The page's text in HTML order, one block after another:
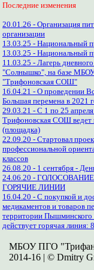
Последние изменения
20.01.26 - Организация
организации
13.03.25 - Национальный
13.03.25 - Национальный
11.03.25 - Лагерь
"Солнышко", на базе
"Трифоновская СОШ"
16.04.21 - О проведении
Большая перемена в 2021
29.03.21 - С 1 по 25
Трифоновская СОШ ведет
(площадка)
22.09.20 - Стартовал
профессиональной
классов
26.08.20 - 1 сентября -
24.06.20 -
ГОРЯЧИЕ ЛИНИИ
16.04.20 - С покупкой и
медикаментов и товаров
территории Пышминского
действует горячая линия:
МБОУ ПГО
2014-16 | © Dmitry